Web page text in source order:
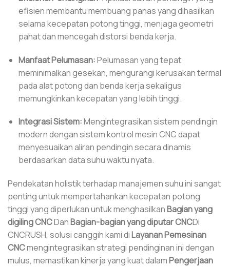
efisien membantu membuang panas yang dihasilkan
selama kecepatan potong tinggi, menjaga geometri
pahat dan mencegah distorsi benda kerja.
Manfaat Pelumasan:Pelumasan yang tepat
meminimalkan gesekan, mengurangi kerusakan termal
pada alat potong dan benda kerja sekaligus
memungkinkan kecepatan yang lebih tinggi.
Integrasi Sistem:Mengintegrasikan sistem pendingin
modern dengan sistem kontrol mesin CNC dapat
menyesuaikan aliran pendingin secara dinamis
berdasarkan data suhu waktu nyata.
Pendekatan holistik terhadap manajemen suhu ini sangat
penting untuk mempertahankan kecepatan potong
tinggi yang diperlukan untuk menghasilkanBagian yang
digiling CNCDanBagian-bagian yang diputar CNCDi
CNCRUSH, solusi canggih kami diLayanan Pemesinan
CNCmengintegrasikan strategi pendinginan ini dengan
mulus, memastikan kinerja yang kuat dalamPengerjaan